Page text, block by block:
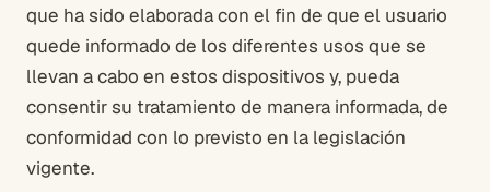
que ha sido elaborada con el fin de que el usuario
quede informado de los diferentes usos que se
llevan a cabo en estos dispositivos y, pueda
consentir su tratamiento de manera informada, de
conformidad con lo previsto en la legislación
vigente.